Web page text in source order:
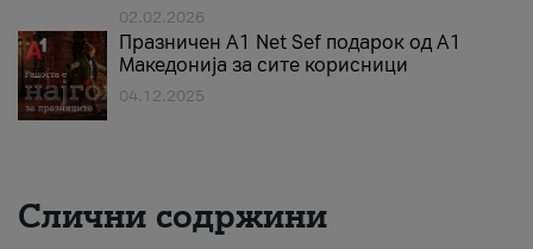
02.02.2026
Празничен A1 Net Sеf подарок од А1
Македонија за сите корисници
04.12.2025
Слични содржини